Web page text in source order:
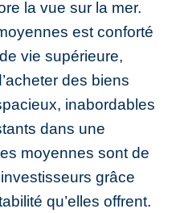
la vue sur la mer.
est conforté
vie supérieure,
des biens
inabordables
dans une
moyennes sont de
grâce
qu’elles offrent.